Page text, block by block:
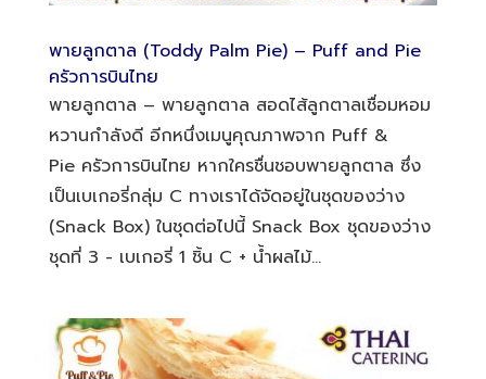
พายลูกตาล (Toddy Palm Pie) – Puff and Pie
ครัวการบินไทย
พายลูกตาล – พายลูกตาล สอดไส้ลูกตาลเชื่อมหอม
หวานกำลังดี อีกหนึ่งเมนูคุณภาพจาก Puff &
Pie ครัวการบินไทย หากใครชื่นชอบพายลูกตาล ซึ่ง
เป็นเบเกอรี่กลุ่ม C ทางเราได้จัดอยู่ในชุดของว่าง
(Snack Box) ในชุดต่อไปนี้ Snack Box ชุดของว่าง
ชุดที่ 3 - เบเกอรี่ 1 ชิ้น C + น้ำผลไม้...